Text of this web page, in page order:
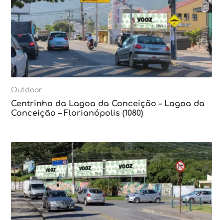
Outdoor
Centrinho da Lagoa da Conceição – Lagoa da
Conceição – Florianópolis (1080)